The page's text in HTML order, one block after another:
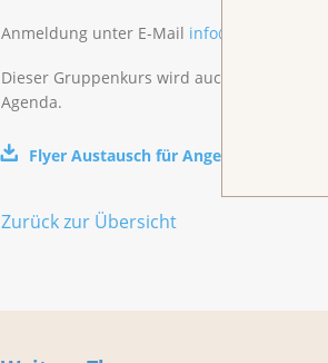
Anmeldung unter E-Mail info@klbb.ch
Dieser Gruppenkurs wird auch in Basel
Agenda.
Flyer Austausch für Angehörige in
Zurück zur Übersicht